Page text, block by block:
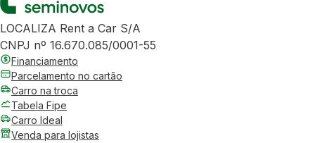
LOCALIZA Rent a Car S/A
CNPJ nº 16.670.085/0001-55
Financiamento
Parcelamento no cartão
Carro na troca
Tabela Fipe
Carro Ideal
Venda para lojistas